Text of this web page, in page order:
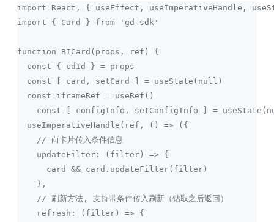
import React, { useEffect, useImperativeHandle,
import { Card } from 'gd-sdk'
function BICard(props, ref) {
const { cdId } = props
const [ card, setCard ] = useState(null)
const iframeRef = useRef()
const [ configInfo, setConfigInfo ] =
useImperativeHandle(ref, () => ({
// 向卡片传入条件信息
updateFilter: (filter) => {
card && card.updateFilter(filter)
},
// 刷新方法, 支持带条件传入刷新（钻取之后返回）
refresh: (filter) => {